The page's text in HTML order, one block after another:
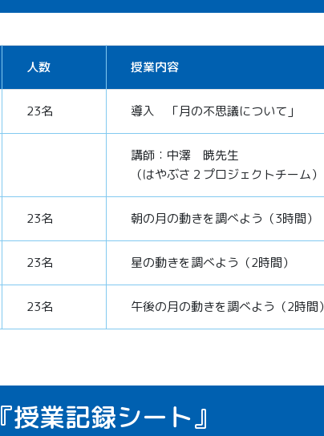
人数 授業内容
23名 導入 「月の不思議について」
講師：中澤 暁先生
（はやぶさ２プロジェクトチーム）
23名 朝の月の動きを調べよう（3時間）
23名 星の動きを調べよう（2時間）
23名 午後の月の動きを調べよう（2時間）
『授業記録シート』